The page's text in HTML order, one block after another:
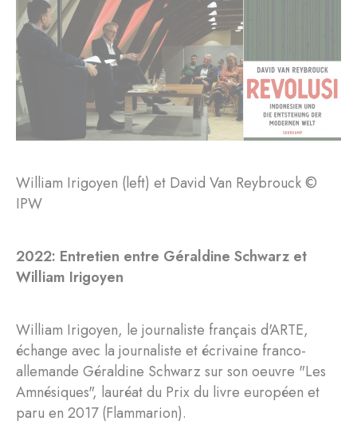
William Irigoyen (left) et David Van Reybrouck ©
IPW
2022: Entretien entre Géraldine Schwarz et
William Irigoyen
William Irigoyen, le journaliste français d'ARTE,
échange avec la journaliste et écrivaine franco-
allemande Géraldine Schwarz sur son oeuvre "Les
Amnésiques", lauréat du Prix du livre européen et
paru en 2017 (Flammarion).